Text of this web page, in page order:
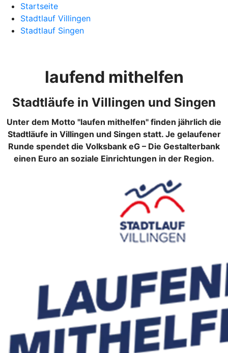
Startseite
Stadtlauf Villingen
Stadtlauf Singen
laufend mithelfen
Stadtläufe in Villingen und Singen
Unter dem Motto "laufen mithelfen" finden jährlich die
Stadtläufe in Villingen und Singen statt. Je gelaufener
Runde spendet die Volksbank eG – Die Gestalterbank
einen Euro an soziale Einrichtungen in der Region.